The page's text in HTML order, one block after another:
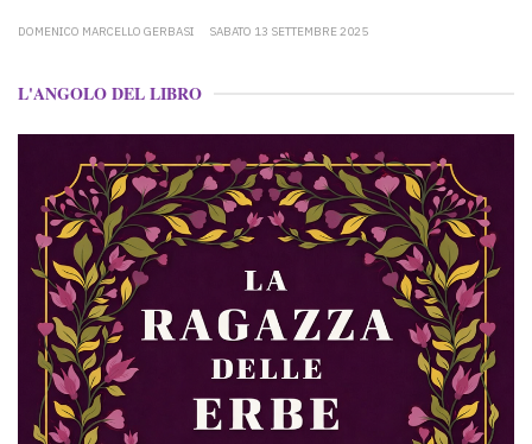
DOMENICO MARCELLO GERBASI SABATO 13 SETTEMBRE 2025
L'ANGOLO DEL LIBRO